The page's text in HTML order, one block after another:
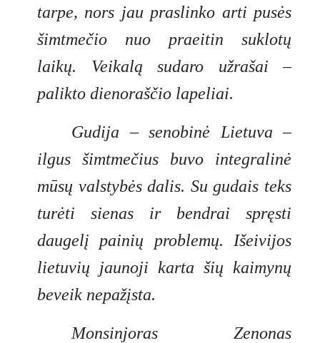
tarpe, nors jau praslinko arti pusės
šimtmečio nuo praeitin suklotų
laikų. Veikalą sudaro užrašai–
palikto dienoraščio lapeliai.
Gudija – senobinė Lietuva –
ilgus šimtmečius buvo integralinė
mūsų valstybės dalis. Su gudais teks
turėti sienas ir bendrai spręsti
daugelį painių problemų. Išeivijos
lietuvių jaunoji karta šių kaimynų
beveik nepažįsta.
Monsinjoras Zenonas